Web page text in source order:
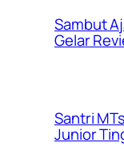
Sambut
Gelar
Santri
Junior